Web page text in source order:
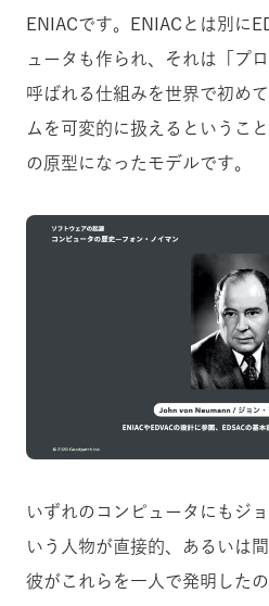
ENIACです。ENIACとは別に
ュータも作られ、それは「プ
呼ばれる仕組みを世界で初め
ムを可変的に扱えるというこ
の原型になったモデルです。
いずれのコンピュータにもジ
いう人物が直接的、あるいは
彼がこれらを一人で発明した